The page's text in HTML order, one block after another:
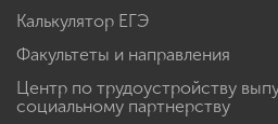
Калькулятор ЕГЭ
Факультеты и направления
Центр по трудоустройству
социальному партнерству